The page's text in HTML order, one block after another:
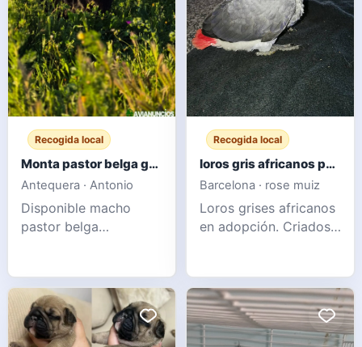
microchip. Crecieron
en una familia con
niños pequeños, les
encanta
Recogida local
Monta pastor belga groenendael
Antequera · Antonio
Disponible macho
pastor belga
morfología, carácter y
salud. 3 años de edad.
Mensaje para más
información.
Recogida local
loros gris africanos para adopcion
Barcelona · rose muiz
Loros grises africanos
en adopción. Criados
vacunados y en
cuarentena. Tienen 6
meses y un excelente
vínculo con sus